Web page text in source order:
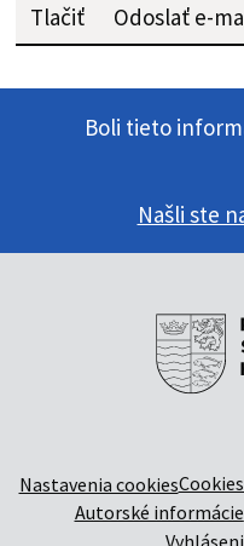
Tlačiť Odoslať e-
Boli tieto
Našli ste
Nastavenia cookies
Autorské informácie